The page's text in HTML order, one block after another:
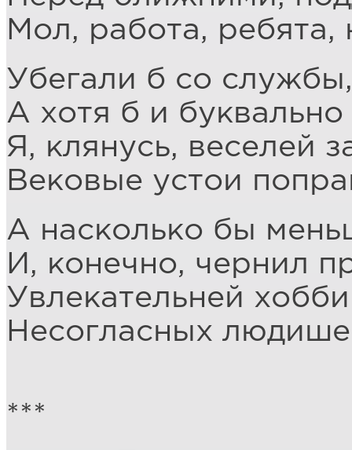
Мол, работа, ребята,
Убегали б со
А хотя б и
Я, клянусь, веселей
Вековые устои
А насколько бы
И, конечно, чернил
Увлекательней
Несогласных
***